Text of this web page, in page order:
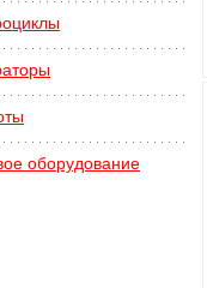
оборудование